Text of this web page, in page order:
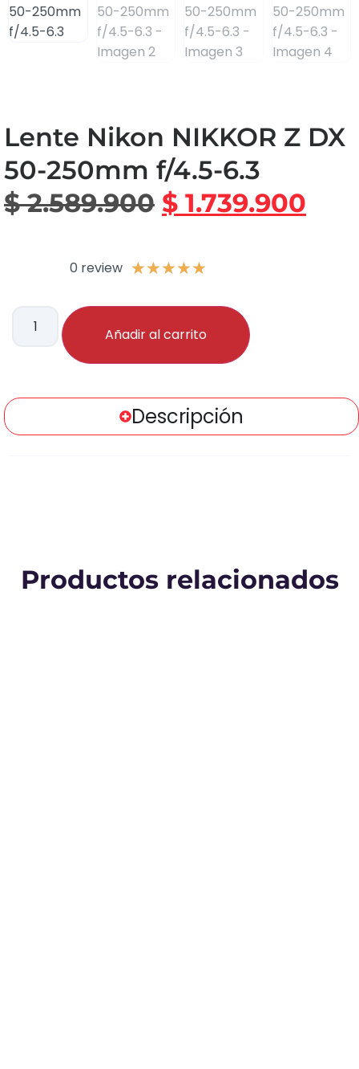
Lente Nikon NIKKOR Z DX
50-250mm f/4.5-6.3
$2.589.900 $ 1.739.900
0 review ★★★★★
Añadir al carrito
Descripción
Productos relacionados